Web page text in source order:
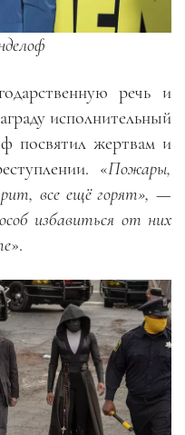
речь и
исполнительный
посвятил жертвам и
«Пожары,
все ещё горят», —
избавиться от них
».